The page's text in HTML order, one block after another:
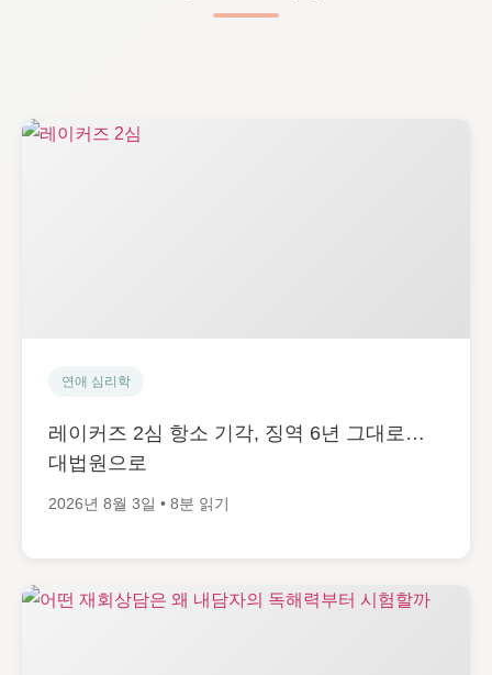
연애 심리학
레이커즈 2심 항소 기각, 징역 6년 그대로…
대법원으로
2026년 8월 3일 • 8분 읽기